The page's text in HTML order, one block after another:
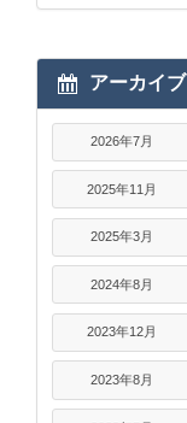
アーカイブ
2026年7月
2025年11月
2025年3月
2024年8月
2023年12月
2023年8月